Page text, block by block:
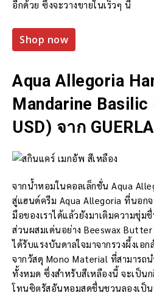
อีกด้วย ซึ่งจะวางขายในเร็วๆ นี้
Shop now
Aqua Allegoria
Mandarine
USD) จาก
จากน้ำหอมในคอลเล็กชั่น Aqua
สู่แฮนด์ครีม Aqua Allegoria ที่นอก
มือของเราได้แล้วยังมาเติมความชุ่
ส่วนผสมเด่นอย่าง Beeswax
ได้รับแรงบันดาลใจมาจากรวงผึ้งเอ
จากวัสดุ Mono Material ที่สามารถ
ทั้งหมด ซึ่งสำหรับสีเหลืองนี้ จะเป็น
โทนซิตรัสอันหอมสดชื่นชวนลองเป็